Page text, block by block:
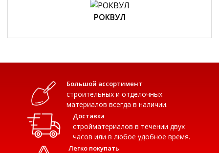
РОКВУЛ
Большой ассортимент
строительных и отделочных
материалов всегда в наличии.
Доставка
стройматериалов в течении двух
часов или в любое удобное время.
Легко покупать